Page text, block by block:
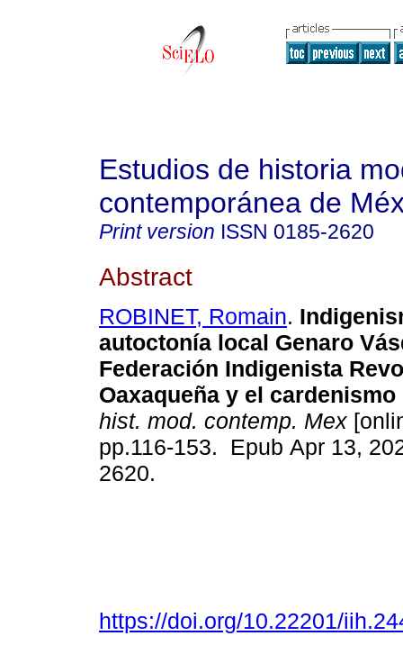
Estudios de historia
contemporánea de
Print version ISSN 0185-2620
Abstract
ROBINET, Romain.
autoctonía local Genaro
Federación Indigenista
Oaxaqueña y el
hist. mod. contemp. Mex
pp.116-153. Epub Apr 13,
2620.
https://doi.org/10.22201/